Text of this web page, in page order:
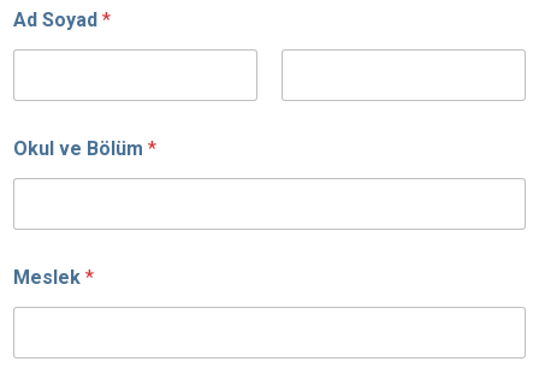
Ad Soyad *
Okul ve Bölüm *
Meslek *